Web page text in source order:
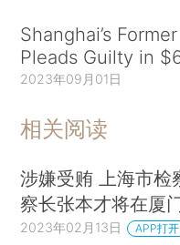
Shanghai’s
Pleads Guilty in
2023年09月01日
相关阅读
涉嫌受贿 上海市检
察长张本才将在厦
2023年02月13日 APP打开